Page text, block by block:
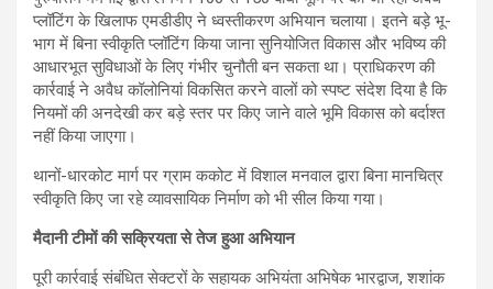
प्लॉटिंग के खिलाफ एमडीडीए ने ध्वस्तीकरण अभियान चलाया। इतने बड़े भू-
भाग में बिना स्वीकृति प्लॉटिंग किया जाना सुनियोजित विकास और भविष्य की
आधारभूत सुविधाओं के लिए गंभीर चुनौती बन सकता था। प्राधिकरण की
कार्रवाई ने अवैध कॉलोनियां विकसित करने वालों को स्पष्ट संदेश दिया है कि
नियमों की अनदेखी कर बड़े स्तर पर किए जाने वाले भूमि विकास को बर्दाश्त
नहीं किया जाएगा।
थानों-धारकोट मार्ग पर ग्राम ककोट में विशाल मनवाल द्वारा बिना मानचित्र
स्वीकृति किए जा रहे व्यावसायिक निर्माण को भी सील किया गया।
मैदानी टीमों की सक्रियता से तेज हुआ अभियान
पूरी कार्रवाई संबंधित सेक्टरों के सहायक अभियंता अभिषेक भारद्वाज, शशांक